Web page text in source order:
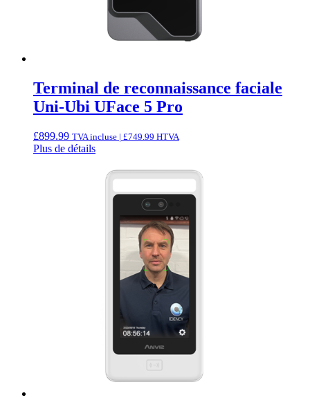
Terminal de reconnaissance faciale
Uni-Ubi UFace 5 Pro
£899.99 TVA incluse | £749.99 HTVA
Plus de détails